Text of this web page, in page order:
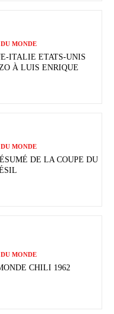
MONDE
ITALIE ETATS-UNIS
À LUIS ENRIQUE
MONDE
DE LA COUPE DU
MONDE
CHILI 1962